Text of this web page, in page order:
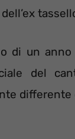
di un anno
del
differente